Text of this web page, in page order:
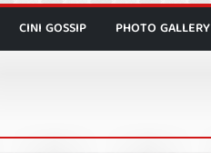
CINI GOSSIP PHOTO GALLERY